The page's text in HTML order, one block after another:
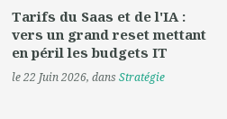
Tarifs du Saas et de l'IA :
vers un grand reset mettant
en péril les budgets IT
le 22 Juin 2026, dans Stratégie